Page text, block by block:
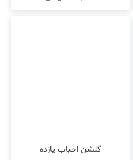
گلشن احباب یازده